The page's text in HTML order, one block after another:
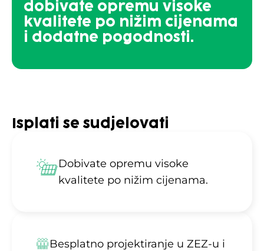
dobivate opremu visoke
kvalitete po nižim cijenama
i dodatne pogodnosti.
Isplati se sudjelovati
Dobivate opremu visoke
kvalitete po nižim cijenama.
Besplatno projektiranje u ZEZ-u i